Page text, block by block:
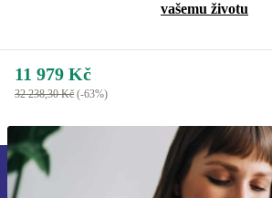
vašemu životu
11 979 Kč
32 238,30 Kč (-63%)
Přihlas se k odběru